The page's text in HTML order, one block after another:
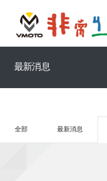
最新消息
全部 最新消息